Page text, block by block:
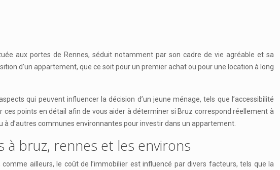
aux portes de Rennes, séduit notamment par son cadre de vie agréable et sa
d’un appartement, que ce soit pour un premier achat ou pour une location à long
qui peuvent influencer la décision d’un jeune ménage, tels que l’accessibilité
ces points en détail afin de vous aider à déterminer si Bruz correspond réellement à
d’autres communes environnantes pour investir dans un appartement.
bruz, rennes et les environs
ailleurs, le coût de l’immobilier est influencé par divers facteurs, tels que la